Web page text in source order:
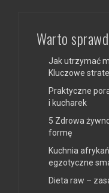
Warto
Jak utrzymać
Kluczowe
Praktyczne
i kucharek
5 Zdrowa
formę
Kuchnia
egzotyczne
Dieta raw –